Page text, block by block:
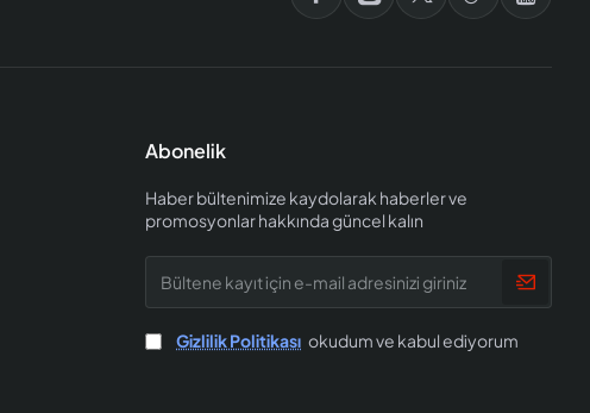
Abonelik
Haber bültenimize kaydolarak haberler ve
promosyonlar hakkında güncel kalın
kayıt
mail
Gizlilik Politikası okudum ve kabul ediyorum